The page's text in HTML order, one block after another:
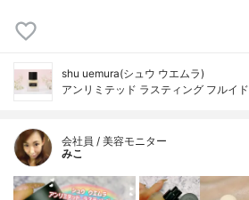
shu uemura(シュウ ウエムラ)
アンリミテッド ラスティング フルイド
会社員 / 美容モニター
みこ